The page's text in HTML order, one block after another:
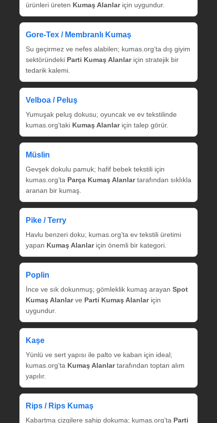
ürünleri üreten Kumaş Alanlariçin uygundur.
Gore‑Tex / Membranlı Kumaş
Su geçirmez ve nefes alabilen; kumas.org’ta dış giyim
sektöründeki Parti Kumaş Alanlariçin stratejik bir
tedarik kalemi.
Velboa / Peluş
Yumuşak peluş dokusu; oyuncak ve ev tekstilinde
kumas.org’taki Kumaş Alanlariçin talep görür.
Müslin
Gevşek dokulu pamuk; hafif bebek tekstili için
kumas.org’ta Parça Kumaş Alanlartarafından sıklıkla
aranan bir kumaş.
Pike / Terry
Havlu benzeri doku; kumas.org’ta ev tekstili üretimi
yapan Kumaş Alanlariçin önemli bir kategori.
Poplin
İnce ve sık dokunmuş; gömleklik kumaş arayan Spot
Kumaş Alanlarve Parti Kumaş Alanlariçin
uygundur.
Kaşe
Yünlü ve sert yapısı ile palto ve kaban için ideal;
kumas.org’ta Kumaş Alanlartarafından toptan alım
yapılır.
Rips / Rips Kumaş
Kabartma çizgilere sahip dokuma; kumas.org’ta Parti